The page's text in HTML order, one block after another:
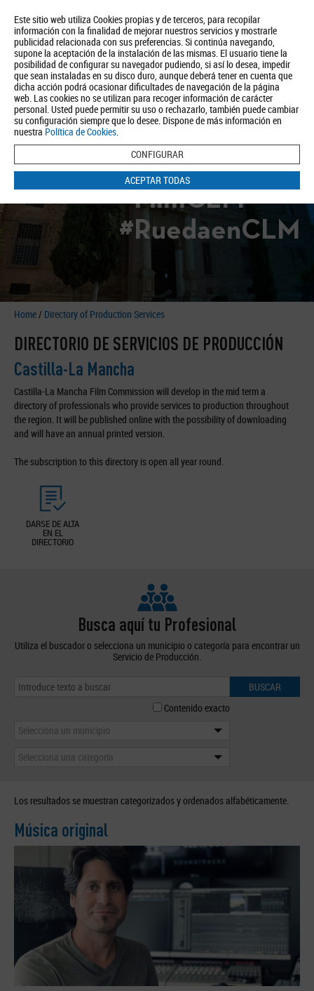
Este sitio web utiliza Cookies propias y de terceros, para recopilar
información con la finalidad de mejorar nuestros servicios y mostrarle
publicidad relacionada con sus preferencias. Si continúa navegando,
supone la aceptación de la instalación de las mismas. El usuario tiene la
posibilidad de configurar su navegador pudiendo, si así lo desea, impedir
que sean instaladas en su disco duro, aunque deberá tener en cuenta que
dicha acción podrá ocasionar dificultades de navegación de la página
web. Las cookies no se utilizan para recoger información de carácter
personal. Usted puede permitir su uso o rechazarlo, también puede cambiar
su configuración siempre que lo desee. Dispone de más información en
nuestra Política de Cookies.
CONFIGURAR
ACEPTAR TODAS
About us Tourism Política de Privacidad Aviso Legal Política de Cookies
BUSCAR
#FilmCLM
#RuedaenCLM
Home/ Directory of Production Services
DIRECTORIO DE SERVICIOS DE PRODUCCIÓN
Castilla-La Mancha
Castilla-La Mancha Film Commission will develop in the mid term a
directory of professionals who provide services to production throughout
the region. It will be published online with the possibility of downloading
and will have an annual printed version.
The subscription to this directory is open all year round.
DARSE DE ALTA
EN EL
DIRECTORIO
Busca aquí tu Profesional
Utiliza el buscador o selecciona un municipio o categoría para encontrar un
Servicio de Producción.
BUSCAR
Contenido exacto
Selecciona un municipio
Selecciona una categoría
Los resultados se muestran categorizados y ordenados alfabéticamente.
Música original